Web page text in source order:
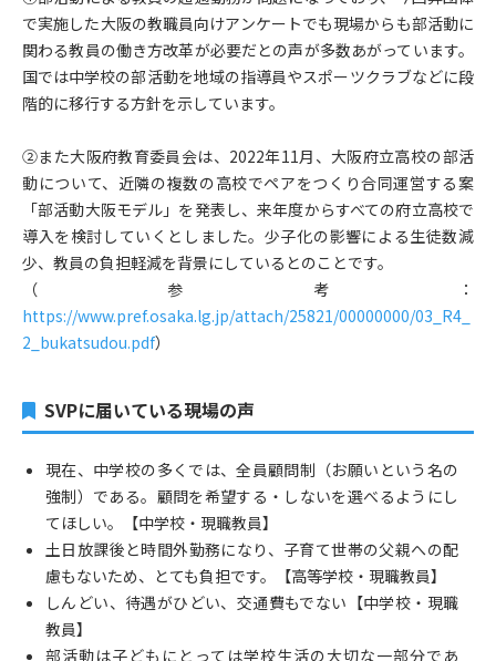
で実施した大阪の教職員向けアンケートでも現場からも部活動に
関わる教員の働き方改革が必要だとの声が多数あがっています。
国では中学校の部活動を地域の指導員やスポーツクラブなどに段
階的に移行する方針を示しています。
②また大阪府教育委員会は、2022年11月、大阪府立高校の部活
動について、近隣の複数の高校でペアをつくり合同運営する案
「部活動大阪モデル」を発表し、来年度からすべての府立高校で
導入を検討していくとしました。少子化の影響による生徒数減
少、教員の負担軽減を背景にしているとのことです。
（参考：
https://www.pref.osaka.lg.jp/attach/25821/00000000/03_R4_
2_bukatsudou.pdf）
SVPに届いている現場の声
現在、中学校の多くでは、全員顧問制（お願いという名の
強制）である。顧問を希望する・しないを選べるようにし
てほしい。【中学校・現職教員】
土日放課後と時間外勤務になり、子育て世帯の父親への配
慮もないため、とても負担です。【高等学校・現職教員】
しんどい、待遇がひどい、交通費もでない【中学校・現職
教員】
部活動は子どもにとっては学校生活の大切な一部分であ